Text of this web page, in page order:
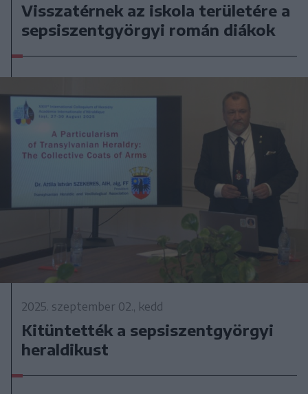
Visszatérnek az iskola területére a
sepsiszentgyörgyi román diákok
2025. szeptember 02., kedd
Kitüntették a sepsiszentgyörgyi
heraldikust